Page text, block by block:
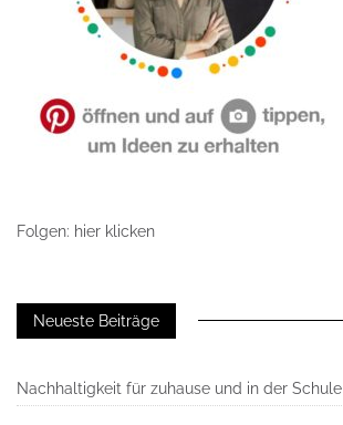
Folgen: hier klicken
Neueste Beiträge
Nachhaltigkeit für zuhause und in der Schule